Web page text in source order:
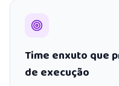
Time enxuto que
de execução